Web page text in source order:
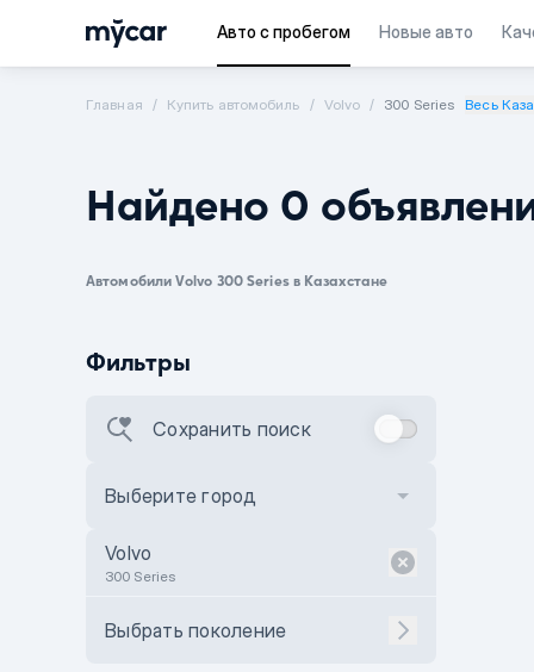
Авто с пробегом Новые авто
Главная Купить автомобиль Volvo 300 Series Весь
Найдено 0
Автомобили Volvo 300 Series в Казахстане
Фильтры
Сохранить поиск
Выберите город
Volvo
300 Series
Выбрать поколение